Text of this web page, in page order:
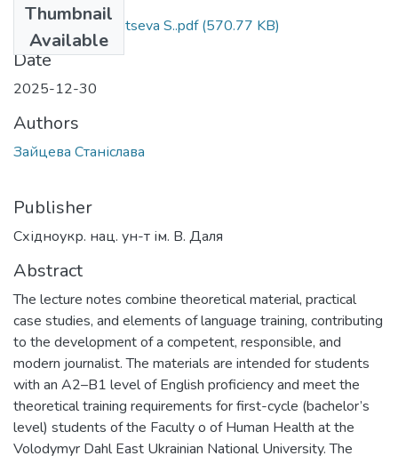
Thumbnail
Available
Media Literacy Zaitseva S..pdf(570.77 KB)
Date
2025-12-30
Authors
Зайцева Станіслава
Publisher
Східноукр. нац. ун-т ім. В. Даля
Abstract
The lecture notes combine theoretical material, practical
case studies, and elements of language training, contributing
to the development of a competent, responsible, and
modern journalist. The materials are intended for students
with an A2–B1 level of English proficiency and meet the
theoretical training requirements for first-cycle (bachelor’s
level) students of the Faculty o of Human Health at the
Volodymyr Dahl East Ukrainian National University. The